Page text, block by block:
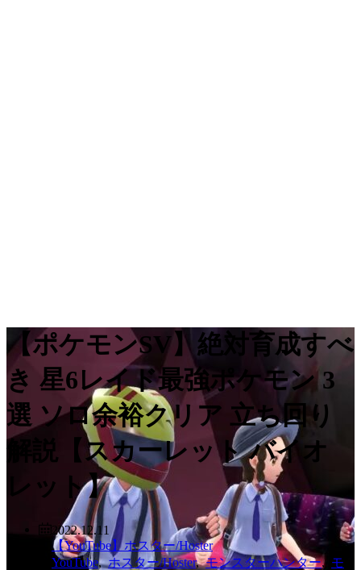
【ポケモンSV】絶対育成すべ
き 星6レイド最強ポケモン 3
選 ソロ余裕クリア 立ち回り
解説【スカーレット バイオ
レット】
2022.12.11
【YouTube】ホスター/Hoster
YouTube,ホスター/Hoster,モンスターハンター, モ